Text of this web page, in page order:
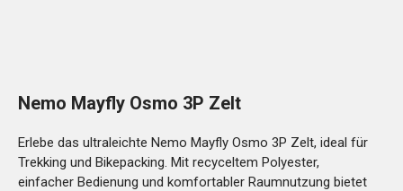
Nemo Mayfly Osmo 3P Zelt
Erlebe das ultraleichte Nemo Mayfly Osmo 3P Zelt, ideal für
Trekking und Bikepacking. Mit recyceltem Polyester,
einfacher Bedienung und komfortabler Raumnutzung bietet